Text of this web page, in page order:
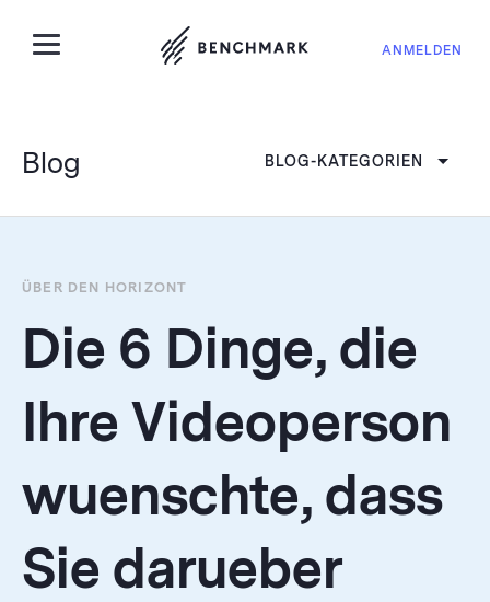
ANMELDEN
Blog BLOG-KATEGORIEN
ÜBER DEN HORIZONT
Die 6 Dinge, die
Ihre Videoperson
wuenschte, dass
Sie darueber